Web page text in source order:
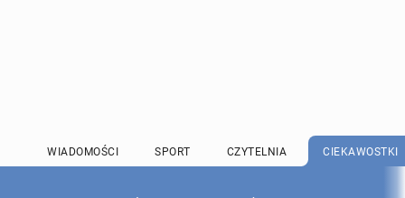
WIADOMOŚCI SPORT CZYTELNIA CIEKAWOSTKI